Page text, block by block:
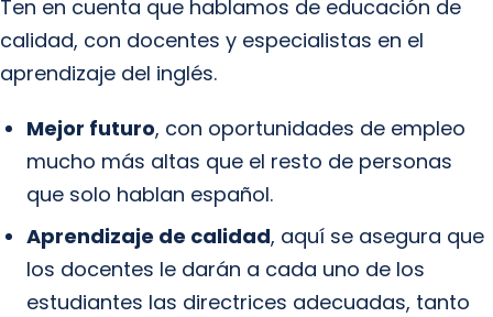
Ten en cuenta que hablamos de educación de
calidad, con docentes y especialistas en el
aprendizaje del inglés.
Mejor futuro, con oportunidades de empleo
mucho más altas que el resto de personas
que solo hablan español.
Aprendizaje de calidad, aquí se asegura que
los docentes le darán a cada uno de los
estudiantes las directrices adecuadas, tanto